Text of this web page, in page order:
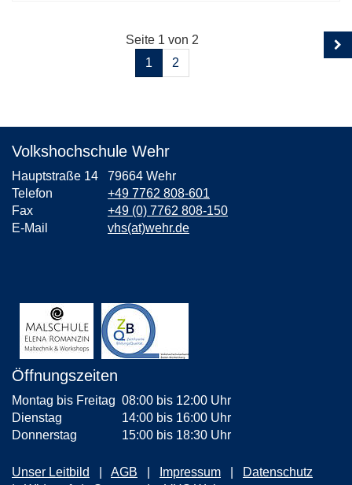
Seite 1 von 2
1
2
Volkshochschule Wehr
Hauptstraße 14 79664 Wehr
Telefon
+49 7762 808-601
Fax
+49 (0) 7762 808-150
E-Mail
vhs(at)wehr.de
Öffnungszeiten
Montag bis Freitag 08:00 bis 12:00 Uhr
Dienstag
14:00 bis 16:00 Uhr
Donnerstag
15:00 bis 18:30 Uhr
Unser Leitbild AGB Impressum
Datenschutz